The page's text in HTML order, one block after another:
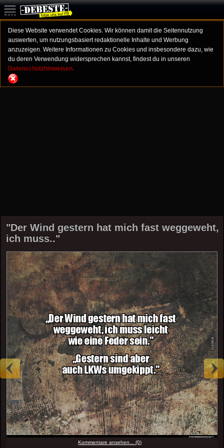
Diese Website verwendet Cookies. Wir können damit die Seitennutzung
auswerten, um nutzungsbasiert redaktionelle Inhalte und Werbung
anzuzeigen. Weitere Informationen zu Cookies und insbesondere dazu, wie
du deren Verwendung widersprechen kannst, findest du in unseren
Datenschutzhinweisen.
"Der Wind gestern hat mich fast weggeweht,
ich muss.."
Kommentare ansehen... (0)